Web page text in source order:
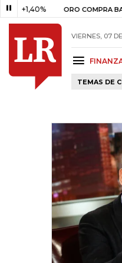
ORO COMPRA BANCO DE
VIERNES, 07
TEMAS DE